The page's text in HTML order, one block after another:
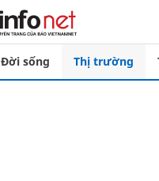
Đời sống Thị trường